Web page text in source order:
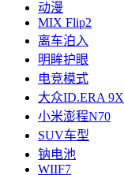
动漫
MIX Flip2
离车泊入
明眸护眼
电竞模式
大众ID.ERA 9X
小米澎程N70
SUV车型
钠电池
WIIF7